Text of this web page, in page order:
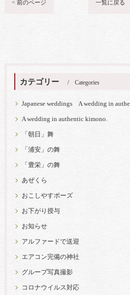
< 前のページ 一覧に戻る
カテゴリー Categories
Japanese weddings A wedding in
A wedding in authentic kimono.
「朝日」舞
「浦安」の舞
「豊栄」の舞
あぜくら
おこしやすポーズ
お下がり授与
お知らせ
アルファードで送迎
エアコン完備の神社
グループ写真撮影
コロナウイルス対応